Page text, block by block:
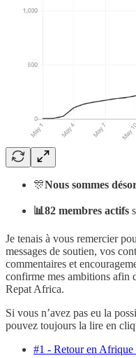
🎊Nous sommes
📊82 membres actifs
Je tenais à vous remercier
messages de soutien, vos
commentaires et
confirme mes ambitions afin
Repat Africa.
Si vous n’avez pas eu la
pouvez toujours la lire en
#1 - Retour en